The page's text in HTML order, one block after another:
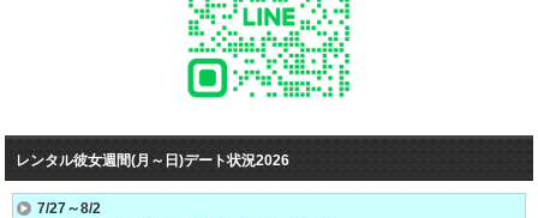
レンタル彼女週間(月～日)デート状況2026
7/27～8/2